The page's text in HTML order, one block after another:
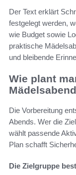
Der Text erklärt
festgelegt werden,
wie Budget sowie
praktische
und bleibende
Wie plant
Die Vorbereitung
Abends. Wer die
wählt passende
Plan schafft
Die Zielgruppe